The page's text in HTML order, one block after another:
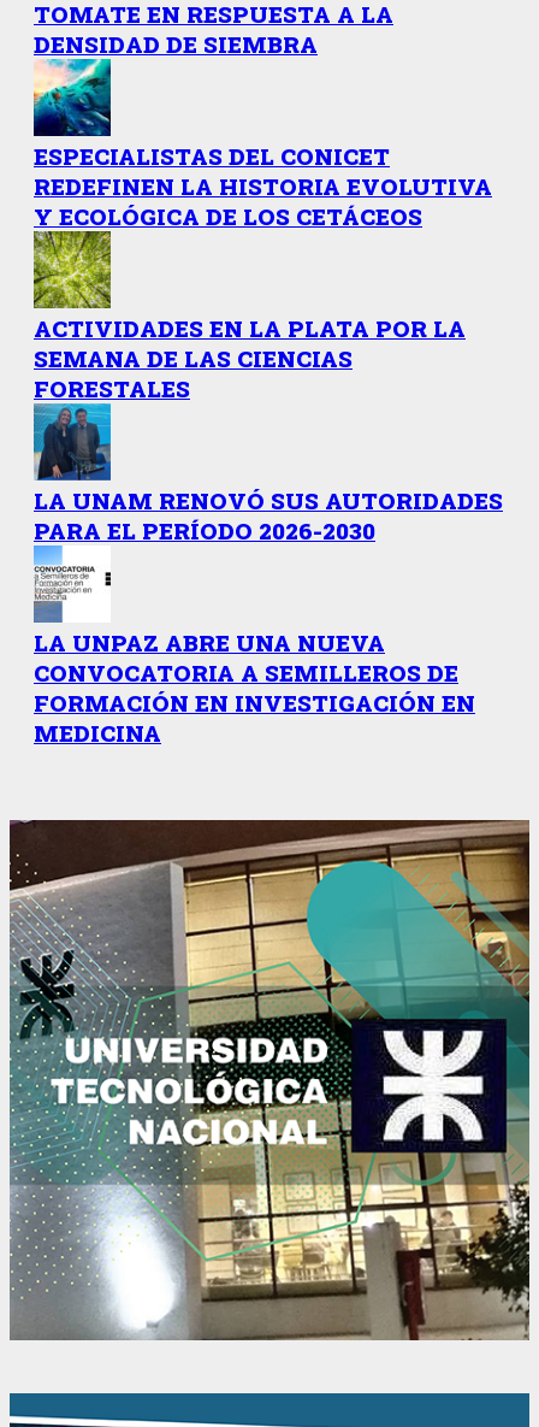
TOMATE EN RESPUESTA A LA
DENSIDAD DE SIEMBRA
ESPECIALISTAS DEL CONICET
REDEFINEN LA HISTORIA EVOLUTIVA
Y ECOLÓGICA DE LOS CETÁCEOS
ACTIVIDADES EN LA PLATA POR LA
SEMANA DE LAS CIENCIAS
FORESTALES
LA UNAM RENOVÓ SUS AUTORIDADES
PARA EL PERÍODO 2026-2030
LA UNPAZ ABRE UNA NUEVA
CONVOCATORIA A SEMILLEROS DE
FORMACIÓN EN INVESTIGACIÓN EN
MEDICINA